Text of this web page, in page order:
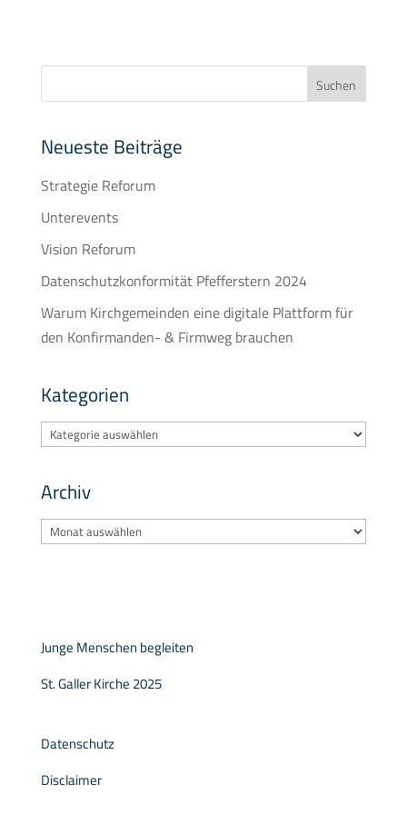
r
t
v
e
:
Neueste Beiträge
Strategie Reforum
Unterevents
Vision Reforum
Datenschutzkonformität Pfefferstern 2024
Warum Kirchgemeinden eine digitale Plattform für
den Konfirmanden- & Firmweg brauchen
Kategorien
Kategorien
Archiv
Archiv
Junge Menschen begleiten
St. Galler Kirche 2025
Datenschutz
Disclaimer